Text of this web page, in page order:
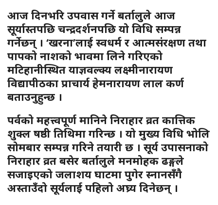
आज दिनभरि उपवास गर्ने बर्तालुले आज
सूर्यास्तपछि चन्द्रदर्शनपछि यो विधि सम्पन्न
गर्नेछन् । ‘खरना’लाई स्वधर्म र आत्मसंरक्षण तथा
पापको नाशको भावमा लिने गरिएको
मटिहानीस्थित याज्ञवल्क्य लक्ष्मीनारायण
विद्यापीठका प्राचार्य हेमनारायण लाल कर्ण
बताउनुहुन्छ ।
पर्वको महत्त्वपूर्ण मानिने निराहार व्रत कात्तिक
शुक्ल षष्ठी तिथिमा गरिन्छ । यो मुख्य विधि भोलि
सोमबार सम्पन्न गरिने तयारी छ । सूर्य उपासनाको
निराहार व्रत बसेर बर्तालुले मनमोहक ढङ्गले
सजाइएको जलाशय घाटमा पुगेर स्नानसँगै
अस्ताउँदो सूर्यलाई पहिलो अघ्र्य दिनेछन् ।